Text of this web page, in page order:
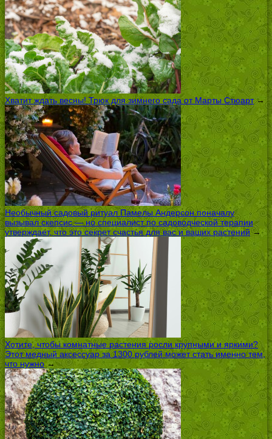
Хватит ждать весны! Трюк для зимнего сада от Марты Стюарт→
Необычный садовый ритуал Памелы Андерсон поначалу
вызывал скепсис — но специалист по садоводческой терапии
утверждает, что это секрет счастья для вас и ваших растений→
Хотите, чтобы комнатные растения росли крупными и яркими?
Этот медный аксессуар за 1300 рублей может стать именно тем,
что нужно→